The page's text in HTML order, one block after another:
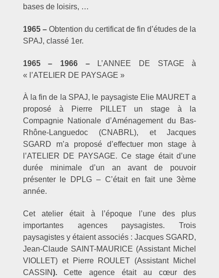
bases de loisirs, …
1965 – Obtention du certificat de fin d’études de la
SPAJ, classé 1er.
1965 – 1966 –
L’ANNEE DE STAGE à
« l’ATELIER DE PAYSAGE »
À la fin de la SPAJ, le paysagiste Elie MAURET a
proposé à Pierre PILLET un stage à la
Compagnie Nationale d’Aménagement du Bas-
Rhône-Languedoc (CNABRL), et Jacques
SGARD m’a proposé d’effectuer mon stage à
l’ATELIER DE PAYSAGE. Ce stage était d’une
durée minimale d’un an avant de pouvoir
présenter le DPLG – C’était en fait une 3ème
année.
Cet atelier était à l’époque l’une des plus
importantes agences paysagistes. Trois
paysagistes y étaient associés : Jacques SGARD,
Jean-Claude SAINT-MAURICE (Assistant Michel
VIOLLET) et Pierre ROULET (Assistant Michel
CASSIN).Cette agence était au cœur des